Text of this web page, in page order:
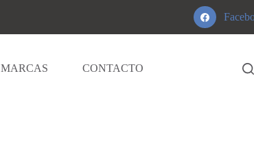
MARCAS CONTACTO